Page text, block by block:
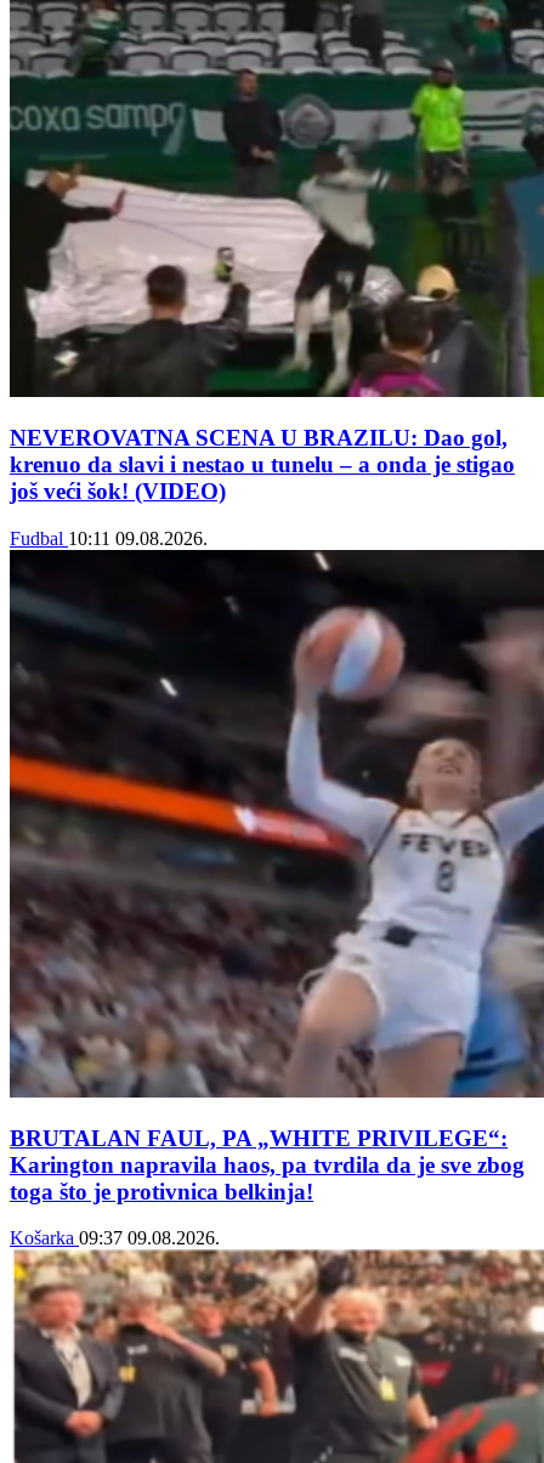
NEVEROVATNA SCENA U BRAZILU: Dao gol,
krenuo da slavi i nestao u tunelu – a onda je stigao
još veći šok! (VIDEO)
Fudbal 10:11 09.08.2026.
BRUTALAN FAUL, PA „WHITE PRIVILEGE“:
Karington napravila haos, pa tvrdila da je sve zbog
toga što je protivnica belkinja!
Košarka 09:37 09.08.2026.